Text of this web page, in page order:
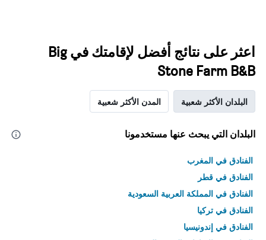
اعثر على نتائج أفضل لإقامتك في Big
Stone Farm B&B
البلدان الأكثر شعبية المدن الأكثر شعبية
البلدان التي يبحث عنها مستخدمونا
الفنادق في المغرب
الفنادق في قطر
الفنادق في المملكة العربية السعودية
الفنادق في تركيا
الفنادق في إندونيسيا